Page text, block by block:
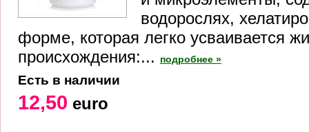
водорослях,
форме, которая легко усваивается
происхождения:...
подробнее »
Есть в наличии
12,50 euro